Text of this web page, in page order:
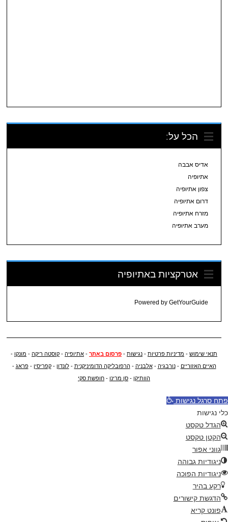
הכל על:
אדיס אבבה
אתיופיה
צפון אתיופיה
דרום אתיופיה
מזרח אתיופיה
מערב אתיופיה
אטרקציות באתיופיה
Powered by GetYourGuide
תנאי שימוש - מדיניות פרטיות - נגישות - פרסום באתר - אתיופיה - קוסטה ריקה - מונקו -
האיים האזוריים -נורבגיה -אלבניה -הרפובליקה הדומיניקנית -לונדון -קפריסין -פראג -
הוותיקן - סן מרינו - חופשת סקי
פתח סרגל נגישות
כלי נגישות
הגדל טקסט
הקטן טקסט
גווני אפור
ניגודיות גבוהה
ניגודיות הפוכה
רקע בהיר
הדגשת קישורים
פונט קריא